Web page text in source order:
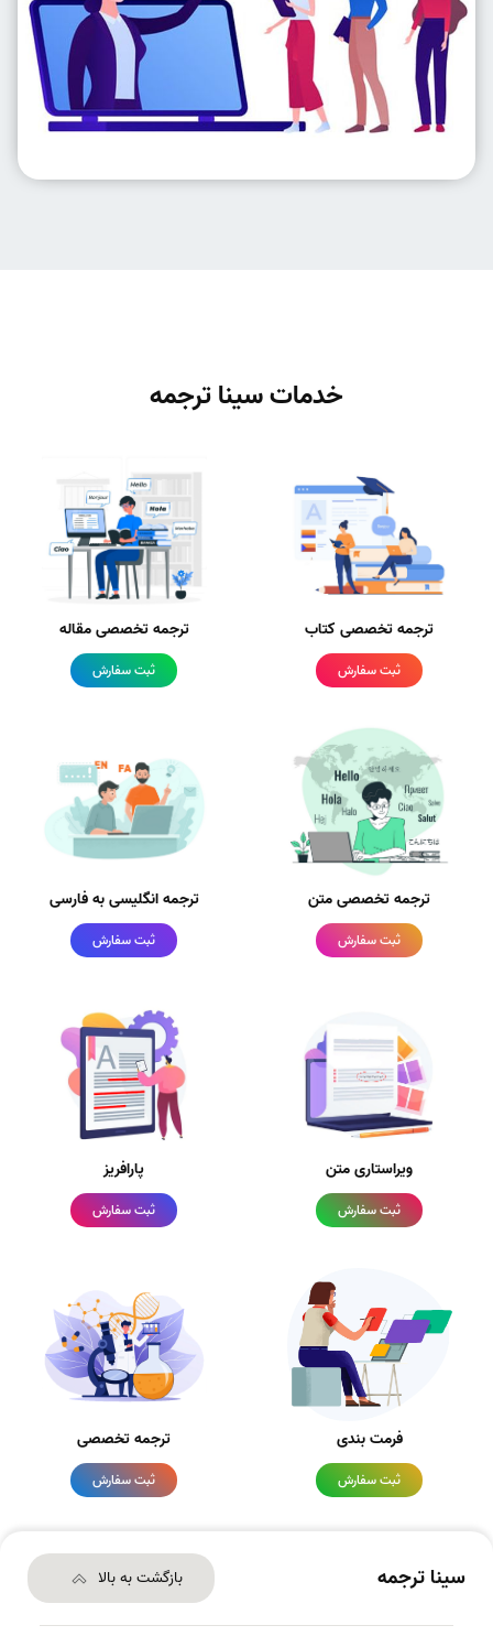
خدمات سینا ترجمه
ترجمه تخصصی کتاب
ثبت سفارش
ترجمه تخصصی مقاله
ثبت سفارش
ترجمه تخصصی متن
ثبت سفارش
ترجمه انگلیسی به فارسی
ثبت سفارش
ویراستاری متن
ثبت سفارش
پارافریز
ثبت سفارش
فرمت بندی
ثبت سفارش
ترجمه تخصصی
ثبت سفارش
سینا ترجمه بازگشت به بالا